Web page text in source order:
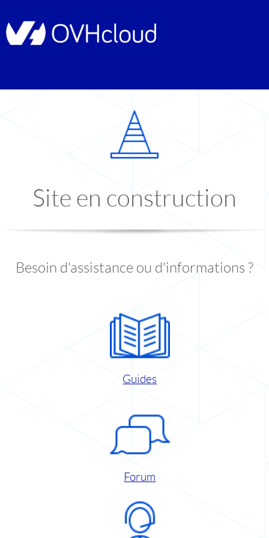
Site en construction
Besoin d'assistance ou d'informations ?
Guides
Forum